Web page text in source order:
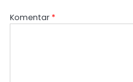
Komentar *